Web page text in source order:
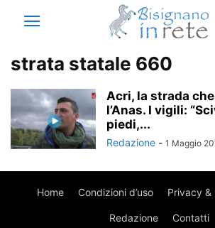
strata statale 660
Acri, la strada
l’Anas. I vigili:
piedi,...
Redazione - 1 Maggio
Home Condizioni d’uso Privacy &
Redazione Contatti